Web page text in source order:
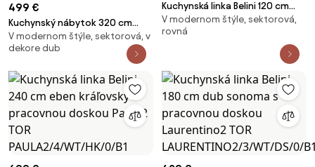
499 €
Kuchynský nábytok 320 cm
dubové dub wotan dub
sonoma s pracovnou doskou
TOR PRIMO320/4/WT/DW/0/B1
V modernom štýle, sektorová, v
dekore dub
Kuchynská linka Belini 120 cm
čierny lesk s pracovnou doskou
V modernom štýle, sektorová,
rovná